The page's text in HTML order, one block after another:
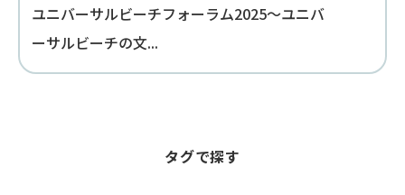
ユニバーサルビーチフォーラム2025～ユニバ
ーサルビーチの文...
タグで探す